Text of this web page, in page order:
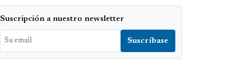
Suscripción a nuestro newsletter